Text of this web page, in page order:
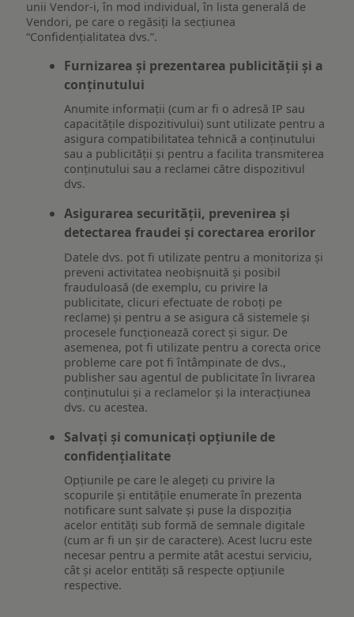
unii Vendor-i, în mod individual, în lista generală de
Vendori, pe care o regăsiți la secțiunea
“Confidențialitatea dvs.”.
Furnizarea și prezentarea publicității și a
conținutului
Anumite informații (cum ar fi o adresă IP sau
capacitățile dispozitivului) sunt utilizate pentru a
asigura compatibilitatea tehnică a conținutului
sau a publicității și pentru a facilita transmiterea
conținutului sau a reclamei către dispozitivul
dvs.
Asigurarea securității, prevenirea și
detectarea fraudei și corectarea erorilor
Datele dvs. pot fi utilizate pentru a monitoriza și
preveni activitatea neobișnuită și posibil
frauduloasă (de exemplu, cu privire la
publicitate, clicuri efectuate de roboți pe
reclame) și pentru a se asigura că sistemele și
procesele funcționează corect și sigur. De
asemenea, pot fi utilizate pentru a corecta orice
probleme care pot fi întâmpinate de dvs.,
publisher sau agentul de publicitate în livrarea
conținutului și a reclamelor și la interacțiunea
dvs. cu acestea.
Salvați și comunicați opțiunile de
confidențialitate
Opțiunile pe care le alegeți cu privire la
scopurile și entitățile enumerate în prezenta
notificare sunt salvate și puse la dispoziția
acelor entități sub formă de semnale digitale
(cum ar fi un șir de caractere). Acest lucru este
necesar pentru a permite atât acestui serviciu,
cât și acelor entități să respecte opțiunile
respective.